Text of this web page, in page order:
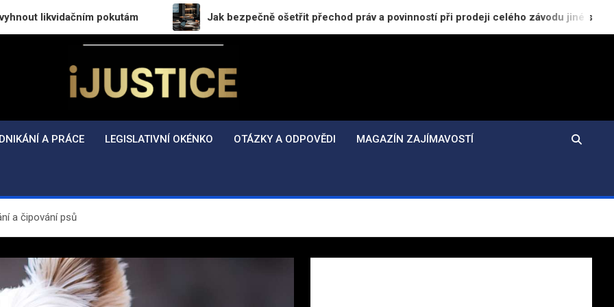
pokutám Jak bezpečně ošetřit přechod práv a povinností při prodeji celého závodu jiné společnosti
i-Justice.cz
Právo, legislativa a finance v praxi
A PRÁCE LEGISLATIVNÍ OKÉNKO OTÁZKY A ODPOVĚDI MAGAZÍN ZAJÍMAVOSTÍ
a čipování psů